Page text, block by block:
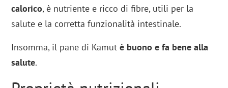
calorico, è nutriente e ricco di fibre, utili per la
salute e la corretta funzionalità intestinale.
Insomma, il pane di Kamutè buono e fa bene alla
salute.